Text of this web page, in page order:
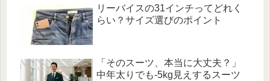
リーバイスの31インチってどれく
らい？サイズ選びのポイント
「そのスーツ、本当に大丈夫？」
中年太りでも-5kg見えするスーツ